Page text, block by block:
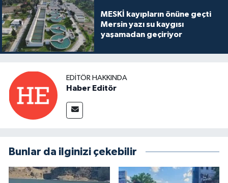
MESKİ kayıpların önüne geçti
Mersin yazı su kaygısı
yaşamadan geçiriyor
EDITÖR HAKKINDA
Haber Editör
Bunlar da ilginizi çekebilir